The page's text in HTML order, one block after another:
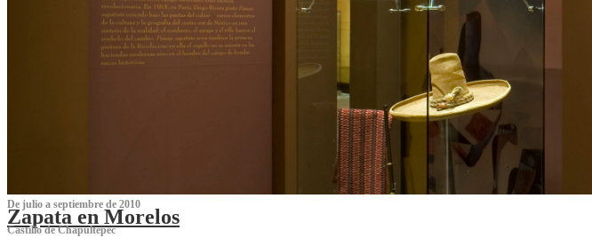
De julio a septiembre de 2010
Zapata en Morelos
Castillo de Chapultepec